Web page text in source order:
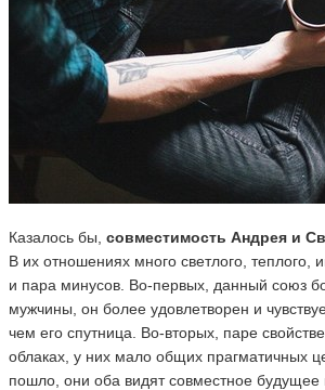
Казалось бы, совместимость Андрея и
В их отношениях много светлого, теплого,
и пара минусов. Во-первых, данный союз
мужчины, он более удовлетворен и
чем его спутница. Во-вторых, паре
облаках, у них мало общих прагматичных
пошло, они оба видят совместное будущее